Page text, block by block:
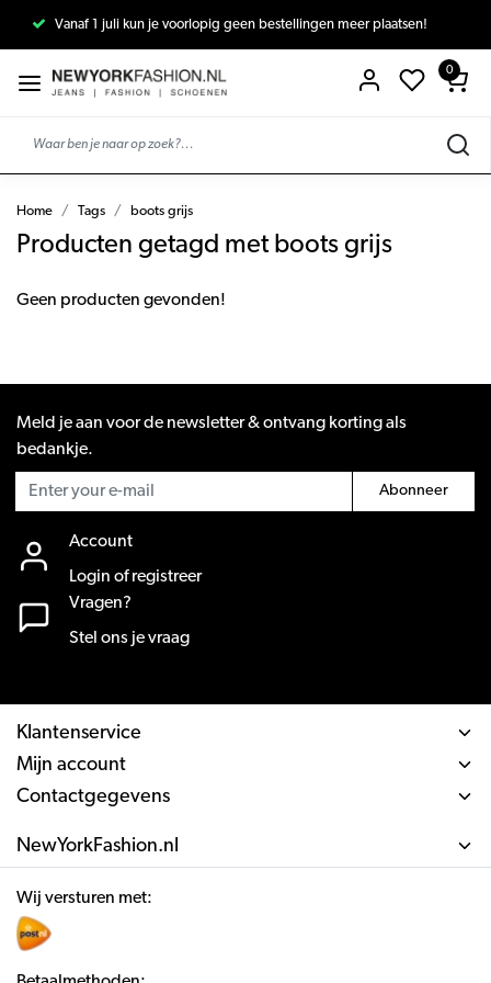
Vanaf 1 juli kun je voorlopig geen bestellingen meer plaatsen!
0
Home Tags boots grijs
Producten getagd met boots grijs
Geen producten gevonden!
Meld je aan voor de newsletter & ontvang korting als
bedankje.
Abonneer
Account
Login of registreer
Vragen?
Stel ons je vraag
Klantenservice
Mijn account
Contactgegevens
NewYorkFashion.nl
Wij versturen met: